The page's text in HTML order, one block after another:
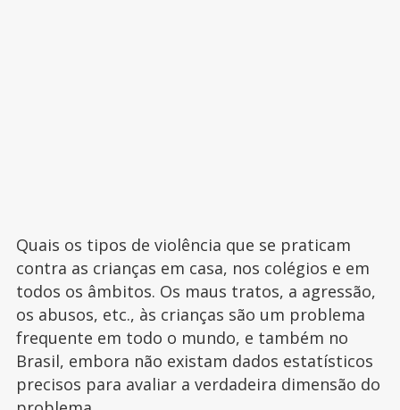
Quais os tipos de violência que se praticam
contra as crianças em casa, nos colégios e em
todos os âmbitos. Os maus tratos, a agressão,
os abusos, etc., às crianças são um problema
frequente em todo o mundo, e também no
Brasil, embora não existam dados estatísticos
precisos para avaliar a verdadeira dimensão do